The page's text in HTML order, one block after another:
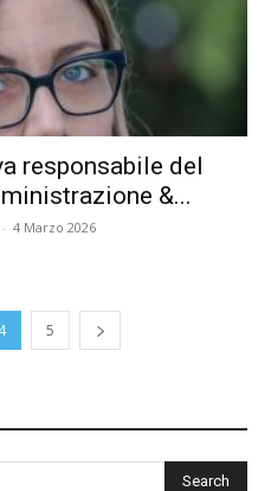
responsabile del
&...
- 4 Marzo 2026
4 5